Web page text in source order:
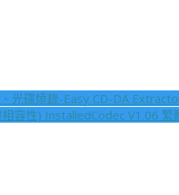
光碟燒錄-Easy CD-DA
容性) InstalledCodec V1.06 繁